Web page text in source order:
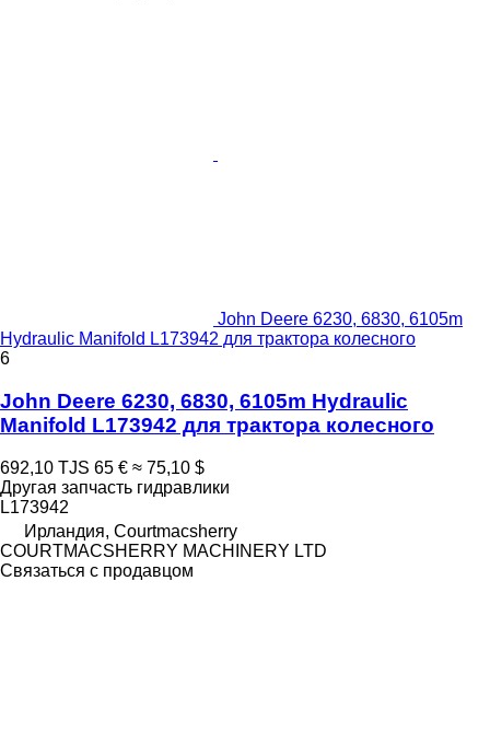
John Deere 6230, 6830, 6105m
Hydraulic Manifold L173942 для трактора колесного
6
John Deere 6230, 6830, 6105m Hydraulic
Manifold L173942 для трактора колесного
692,10 TJS 65 € ≈ 75,10 $
Другая запчасть гидравлики
L173942
Ирландия, Courtmacsherry
COURTMACSHERRY MACHINERY LTD
Связаться с продавцом